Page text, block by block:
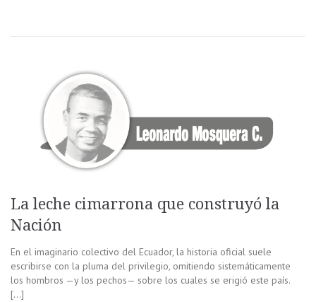
La leche cimarrona que construyó la
Nación
En el imaginario colectivo del Ecuador, la historia oficial suele
escribirse con la pluma del privilegio, omitiendo sistemáticamente
los hombros —y los pechos— sobre los cuales se erigió este país.
[…]